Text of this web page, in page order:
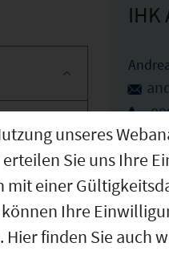
IHK
unseres
Sie uns Ihre
mit einer
Ihre
finden Sie auch